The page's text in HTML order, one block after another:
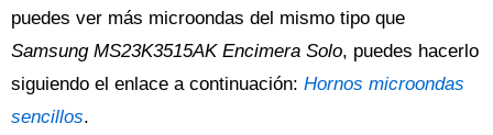
puedes ver más microondas del mismo tipo que
Samsung MS23K3515AK Encimera Solo, puedes hacerlo
siguiendo el enlace a continuación: Hornos microondas
sencillos.